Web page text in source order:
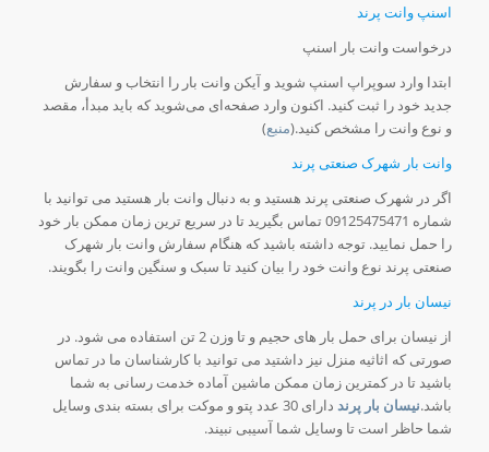
اسنپ وانت پرند
درخواست وانت بار اسنپ
ابتدا وارد سوپراپ اسنپ شوید و آیکن وانت بار را انتخاب و سفارش
جدید خود را ثبت کنید. اکنون وارد صفحه‌ای می‌شوید که باید مبدأ، مقصد
و نوع وانت را مشخص کنید.(منبع)
وانت بار شهرک صنعتی پرند
اگر در شهرک صنعتی پرند هستید و به دنبال وانت بار هستید می توانید با
شماره 09125475471 تماس بگیرید تا در سریع ترین زمان ممکن بار خود
را حمل نمایید. توجه داشته باشید که هنگام سفارش وانت بار شهرک
صنعتی پرند نوع وانت خود را بیان کنید تا سبک و سنگین وانت را بگویند.
نیسان بار در پرند
از نیسان برای حمل بار های حجیم و تا وزن 2 تن استفاده می شود. در
صورتی که اثاثیه منزل نیز داشتید می توانید با کارشناسان ما در تماس
باشید تا در کمترین زمان ممکن ماشین آماده خدمت رسانی به شما
باشد.نیسان بار پرند
دارای 30 عدد پتو و موکت برای بسته بندی وسایل
شما حاظر است تا وسایل شما آسیبی نبیند.